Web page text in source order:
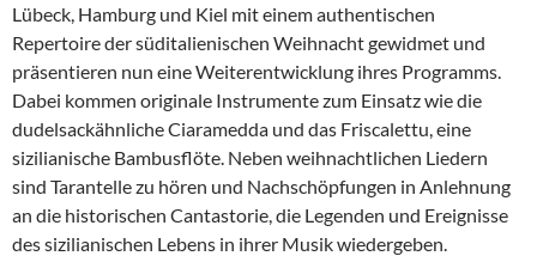
Lübeck, Hamburg und Kiel mit einem authentischen
Repertoire der süditalienischen Weihnacht gewidmet und
präsentieren nun eine Weiterentwicklung ihres Programms.
Dabei kommen originale Instrumente zum Einsatz wie die
dudelsackähnliche Ciaramedda und das Friscalettu, eine
sizilianische Bambusflöte. Neben weihnachtlichen Liedern
sind Tarantelle zu hören und Nachschöpfungen in Anlehnung
an die historischen Cantastorie, die Legenden und Ereignisse
des sizilianischen Lebens in ihrer Musik wiedergeben.